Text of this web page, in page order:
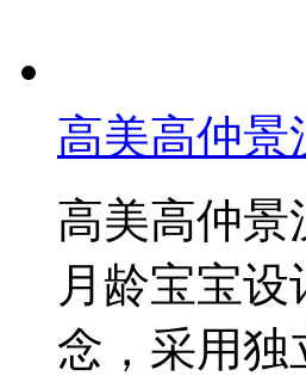
高美高仲景
高美高仲景
月龄宝宝
念，采用独